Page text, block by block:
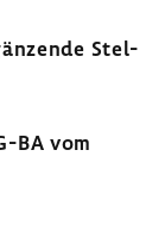
Stel­
BA vom